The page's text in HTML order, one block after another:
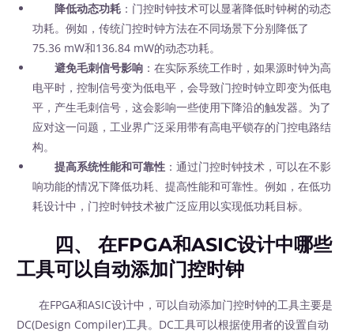
降低动态功耗 ：门控时钟技术可以显著降低时钟树的动态
功耗。例如，传统门控时钟方法在不同场景下分别降低了
75.36 mW和136.84 mW的动态功耗。
避免毛刺信号影响 ：在实际系统工作时，如果源时钟为高
电平时，控制信号变为低电平，会导致门控时钟立即变为低电
平，产生毛刺信号，这会影响一些使用下降沿的触发器。为了
应对这一问题，工业界广泛采用带有高电平锁存的门控电路结
构。
提高系统性能和可靠性 ：通过门控时钟技术，可以在不影
响功能的情况下降低功耗、提高性能和可靠性。例如，在低功
耗设计中，门控时钟技术被广泛应用以实现低功耗目标。
四、 在FPGA和ASIC设计中哪些
工具可以自动添加门控时钟
在FPGA和ASIC设计中，可以自动添加门控时钟的工具主要是
DC(Design Compiler)工具。DC工具可以根据使用者的设置自动